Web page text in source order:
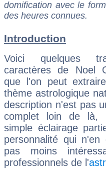
domification avec le
des heures connues.
Introduction
Voici quelques
caractères de Noel
que l'on peut
thème astrologique
description n'est pas
complet loin de là,
simple éclairage
personnalité qui n'en
pas moins
professionnels de l'